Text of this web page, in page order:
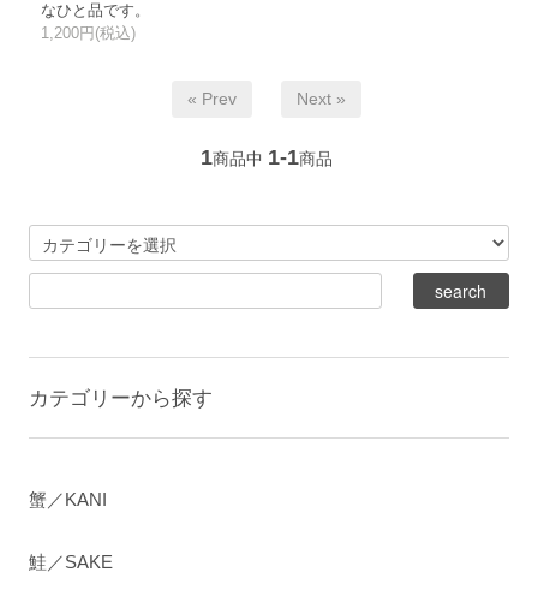
なひと品です。
1,200円(税込)
« Prev Next »
1商品中 1-1商品
カテゴリーから探す
蟹／KANI
鮭／SAKE